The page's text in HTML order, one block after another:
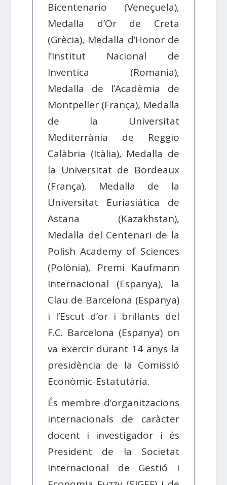
Bicentenario (Veneçuela),
Medalla d’Or de Creta
(Grècia), Medalla d’Honor de
l’Institut Nacional de
Inventica (Romania),
Medalla de l’Acadèmia de
Montpeller (França), Medalla
de la Universitat
Mediterrània de Reggio
Calàbria (Itàlia), Medalla de
la Universitat de Bordeaux
(França), Medalla de la
Universitat Euriasiática de
Astana (Kazakhstan),
Medalla del Centenari de la
Polish Academy of Sciences
(Polònia), Premi Kaufmann
Internacional (Espanya), la
Clau de Barcelona (Espanya)
i l’Escut d’or i brillants del
F.C. Barcelona (Espanya) on
va exercir durant 14 anys la
presidència de la Comissió
Econòmic-Estatutària.
És membre d’organitzacions
internacionals de caràcter
docent i investigador i és
President de la Societat
Internacional de Gestió i